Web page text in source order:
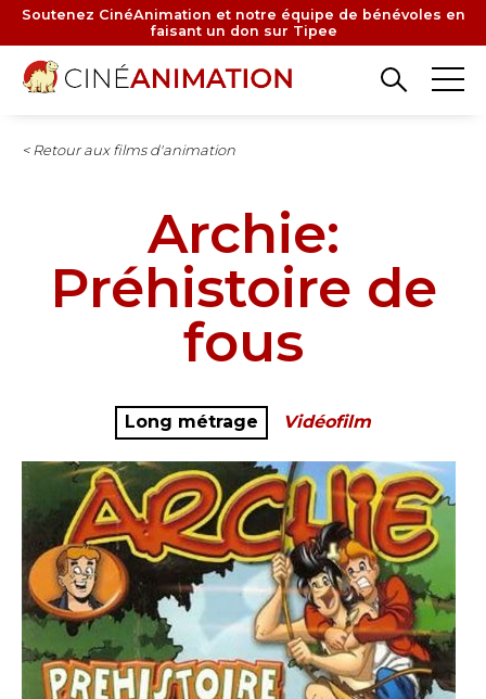
Aller
contenu
principal
Soutenez CinéAnimation et notre équipe de bénévoles en
faisant un don sur Tipee
< Retour aux films d'animation
Archie:
Préhistoire de
fous
Long métrage Vidéofilm